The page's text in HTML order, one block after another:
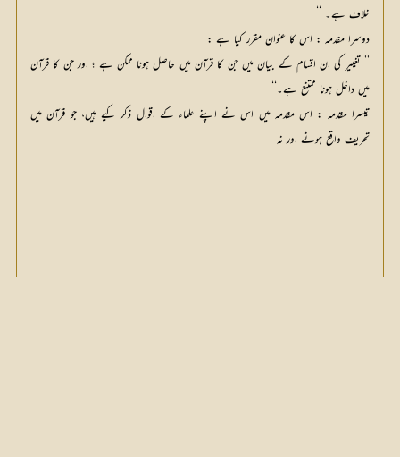
خلاف ہے۔ ‘‘
دوسرا مقدمہ : اس کا عنوان مقرر کیا ہے :
’’ تغییر کی ان اقسام کے بیان میں جن کا قرآن میں حاصل ہونا ممکن ہے ؛ اور جن کا قرآن
میں داخل ہونا ممتنع ہے۔‘‘
تیسرا مقدمہ : اس مقدمہ میں اس نے اپنے علماء کے اقوال ذکر کیے ہیں، جو قرآن میں
تحریف واقع ہونے اور نہ